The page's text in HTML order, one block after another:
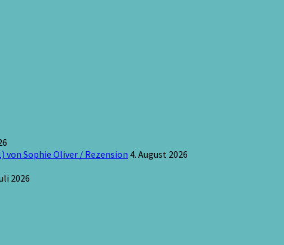
von Sophie Oliver / Rezension 4. August 2026
2026